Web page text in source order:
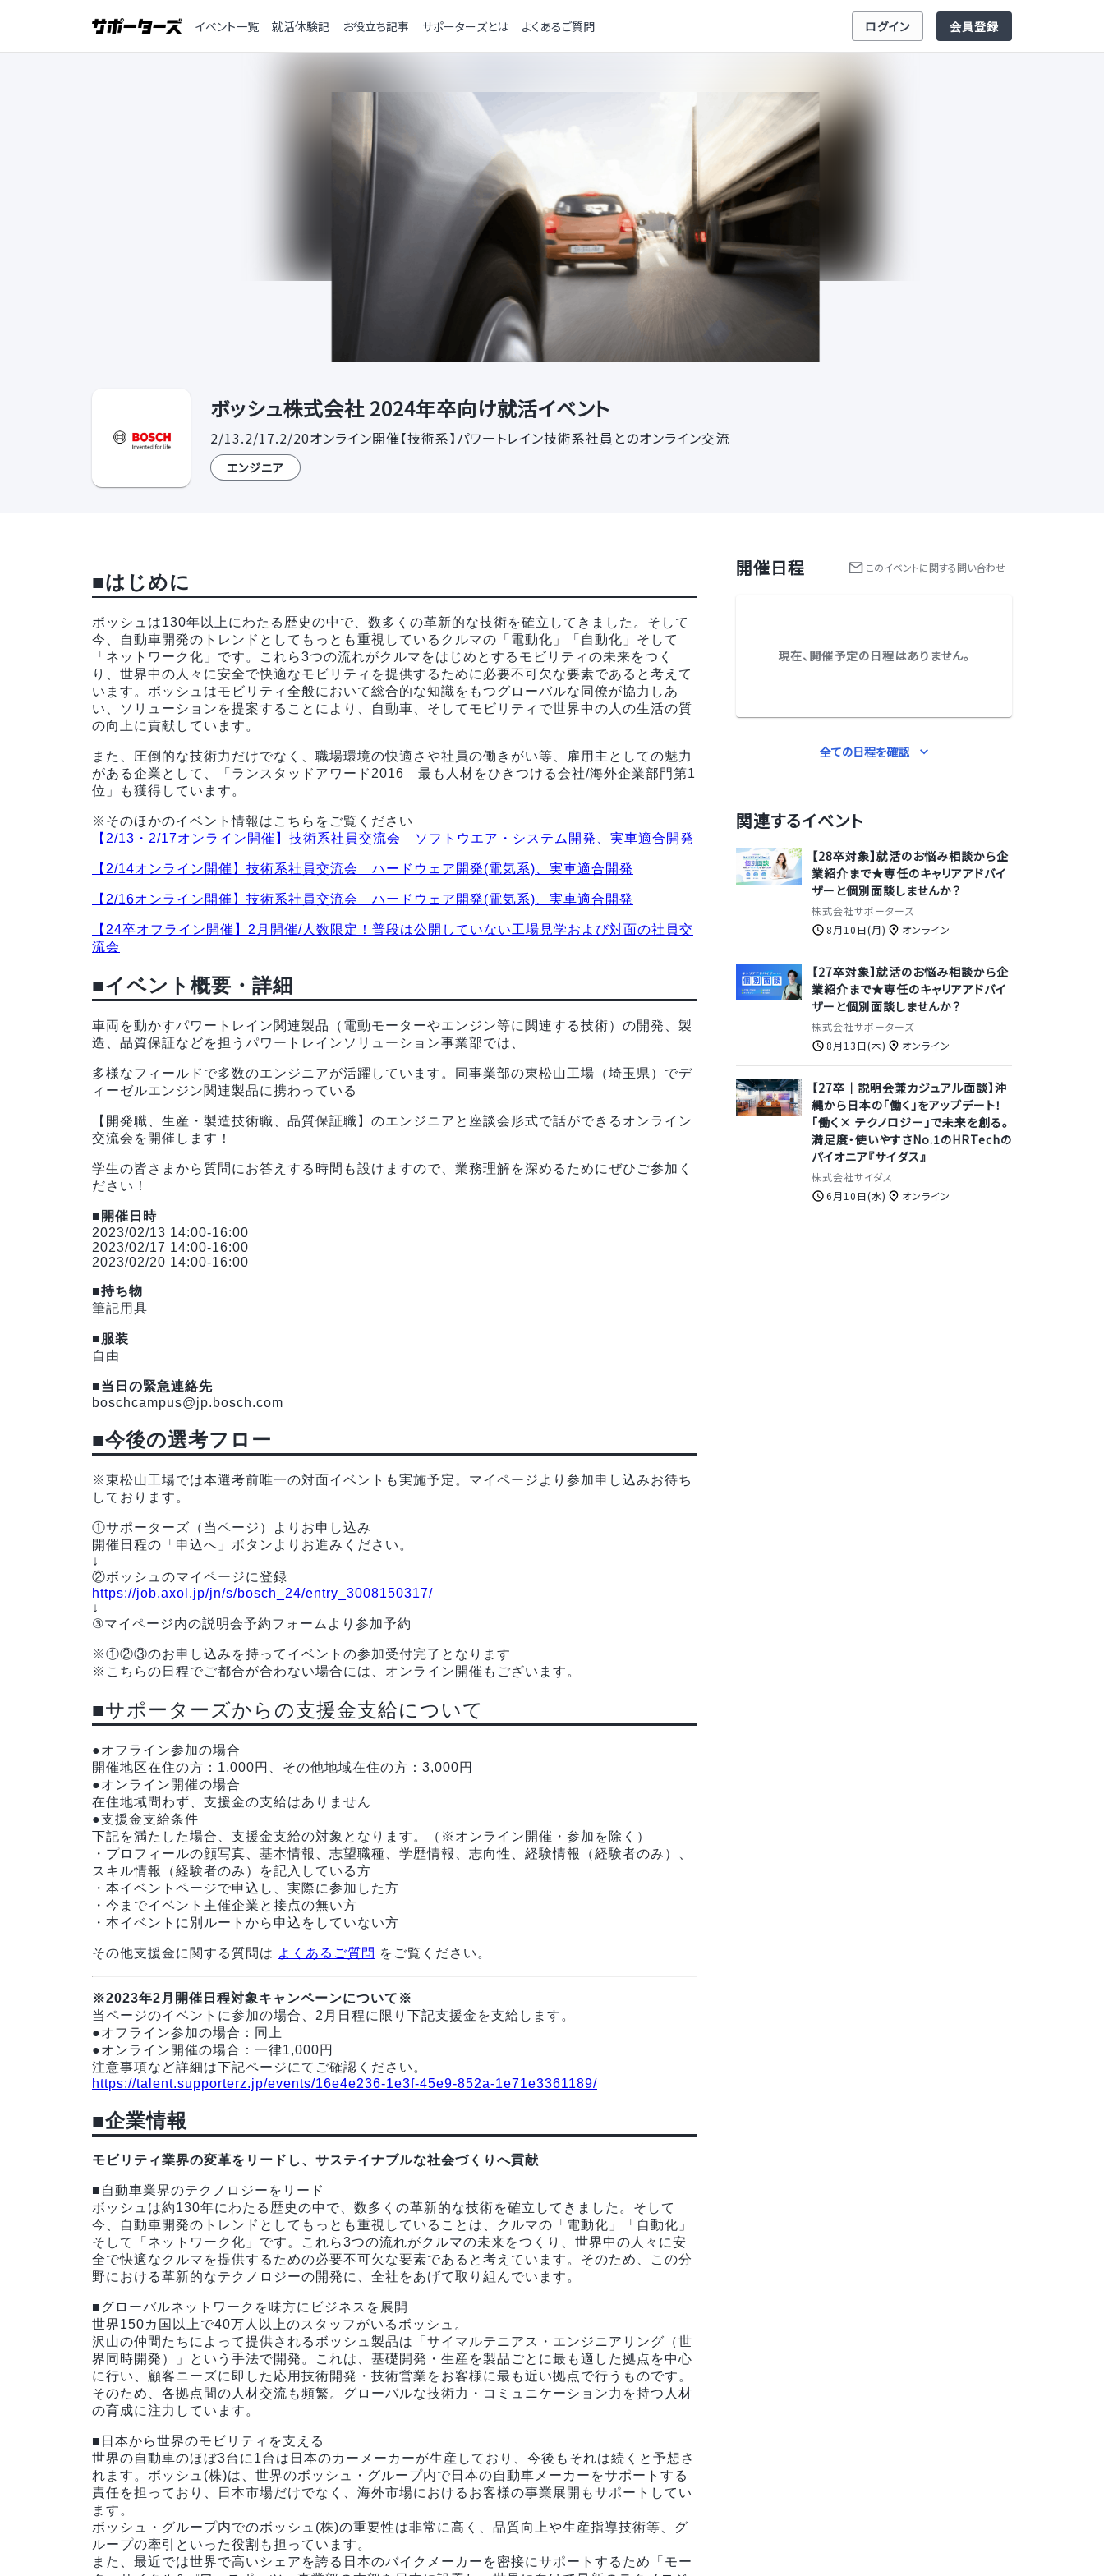
イベント一覧 就活体験記 お役立ち記事 サポーターズとは よくあるご質問 ログイン 会員登録
ボッシュ株式会社 2024年卒向け就活イベント
2/13.2/17.2/20オンライン開催【技術系】パワートレイン技術系社員とのオンライン交流
エンジニア
■はじめに
ボッシュは130年以上にわたる歴史の中で、数多くの革新的な技術を確立してきました。そして
今、自動車開発のトレンドとしてもっとも重視しているクルマの「電動化」「自動化」そして
「ネットワーク化」です。これら3つの流れがクルマをはじめとするモビリティの未来をつく
り、世界中の人々に安全で快適なモビリティを提供するために必要不可欠な要素であると考えて
います。ボッシュはモビリティ全般において総合的な知識をもつグローバルな同僚が協力しあ
い、ソリューションを提案することにより、自動車、そしてモビリティで世界中の人の生活の質
の向上に貢献しています。
また、圧倒的な技術力だけでなく、職場環境の快適さや社員の働きがい等、雇用主としての魅力
がある企業として、「ランスタッドアワード2016 最も人材をひきつける会社/海外企業部門第1
位」も獲得しています。
※そのほかのイベント情報はこちらをご覧ください
【2/13・2/17オンライン開催】技術系社員交流会 ソフトウエア・システム開発、実車適合開発
【2/14オンライン開催】技術系社員交流会 ハードウェア開発(電気系)、実車適合開発
【2/16オンライン開催】技術系社員交流会 ハードウェア開発(電気系)、実車適合開発
【24卒オフライン開催】2月開催/人数限定！普段は公開していない工場見学および対面の社員交
流会
■イベント概要・詳細
車両を動かすパワートレイン関連製品（電動モーターやエンジン等に関連する技術）の開発、製
造、品質保証などを担うパワートレインソリューション事業部では、
多様なフィールドで多数のエンジニアが活躍しています。同事業部の東松山工場（埼玉県）でデ
ィーゼルエンジン関連製品に携わっている
【開発職、生産・製造技術職、品質保証職】のエンジニアと座談会形式で話ができるオンライン
交流会を開催します！
学生の皆さまから質問にお答えする時間も設けますので、業務理解を深めるためにぜひご参加く
ださい！
■開催日時
2023/02/13 14:00-16:00
2023/02/17 14:00-16:00
2023/02/20 14:00-16:00
■持ち物
筆記用具
■服装
自由
■当日の緊急連絡先
boschcampus@jp.bosch.com
■今後の選考フロー
※東松山工場では本選考前唯一の対面イベントも実施予定。マイページより参加申し込みお待ち
しております。
①サポーターズ（当ページ）よりお申し込み
開催日程の「申込へ」ボタンよりお進みください。
↓
②ボッシュのマイページに登録
https://job.axol.jp/jn/s/bosch_24/entry_3008150317/
↓
③マイページ内の説明会予約フォームより参加予約
※①②③のお申し込みを持ってイベントの参加受付完了となります
※こちらの日程でご都合が合わない場合には、オンライン開催もございます。
■サポーターズからの支援金支給について
●オフライン参加の場合
開催地区在住の方：1,000円、その他地域在住の方：3,000円
●オンライン開催の場合
在住地域問わず、支援金の支給はありません
●支援金支給条件
下記を満たした場合、支援金支給の対象となります。（※オンライン開催・参加を除く）
・プロフィールの顔写真、基本情報、志望職種、学歴情報、志向性、経験情報（経験者のみ）、
スキル情報（経験者のみ）を記入している方
・本イベントページで申込し、実際に参加した方
・今までイベント主催企業と接点の無い方
・本イベントに別ルートから申込をしていない方
その他支援金に関する質問は よくあるご質問 をご覧ください。
※2023年2月開催日程対象キャンペーンについて※
当ページのイベントに参加の場合、2月日程に限り下記支援金を支給します。
●オフライン参加の場合：同上
●オンライン開催の場合：一律1,000円
注意事項など詳細は下記ページにてご確認ください。
https://talent.supporterz.jp/events/16e4e236-1e3f-45e9-852a-1e71e3361189/
■企業情報
モビリティ業界の変革をリードし、サステイナブルな社会づくりへ貢献
■自動車業界のテクノロジーをリード
ボッシュは約130年にわたる歴史の中で、数多くの革新的な技術を確立してきました。そして
今、自動車開発のトレンドとしてもっとも重視していることは、クルマの「電動化」「自動化」
そして「ネットワーク化」です。これら3つの流れがクルマの未来をつくり、世界中の人々に安
全で快適なクルマを提供するための必要不可欠な要素であると考えています。そのため、この分
野における革新的なテクノロジーの開発に、全社をあげて取り組んでいます。
■グローバルネットワークを味方にビジネスを展開
世界150カ国以上で40万人以上のスタッフがいるボッシュ。
沢山の仲間たちによって提供されるボッシュ製品は「サイマルテニアス・エンジニアリング（世
界同時開発）」という手法で開発。これは、基礎開発・生産を製品ごとに最も適した拠点を中心
に行い、顧客ニーズに即した応用技術開発・技術営業をお客様に最も近い拠点で行うものです。
そのため、各拠点間の人材交流も頻繁。グローバルな技術力・コミュニケーション力を持つ人材
の育成に注力しています。
■日本から世界のモビリティを支える
世界の自動車のほぼ3台に1台は日本のカーメーカーが生産しており、今後もそれは続くと予想さ
れます。ボッシュ(株)は、世界のボッシュ・グループ内で日本の自動車メーカーをサポートする
責任を担っており、日本市場だけでなく、海外市場におけるお客様の事業展開もサポートしてい
ます。
ボッシュ・グループ内でのボッシュ(株)の重要性は非常に高く、品質向上や生産指導技術等、グ
ループの牽引といった役割も担っています。
また、最近では世界で高いシェアを誇る日本のバイクメーカーを密接にサポートするため「モー
開催日程 このイベントに関する問い合わせ
現在、開催予定の日程はありません。
全ての日程を確認
関連するイベント
【28卒対象】就活のお悩み相談から企
業紹介まで★専任のキャリアアドバイ
ザーと個別面談しませんか？
株式会社サポーターズ
8月10日(月)
オンライン
【27卒対象】就活のお悩み相談から企
業紹介まで★専任のキャリアアドバイ
ザーと個別面談しませんか？
株式会社サポーターズ
8月13日(木)
オンライン
【27卒｜説明会兼カジュアル面談】沖
縄から日本の「働く」をアップデート！
「働く× テクノロジー」で未来を創る。
満足度・使いやすさNo.1のHRTechの
パイオニア『サイダス』
株式会社サイダス
6月10日(水)
オンライン